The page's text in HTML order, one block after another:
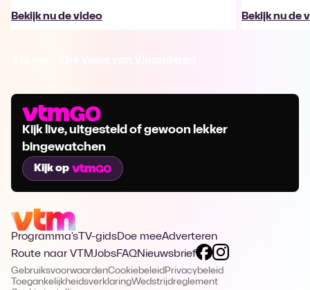
Bekijk nu de video Bekijk nu de
Kijk live, uitgesteld of gewoon lekker
bingewatchen
Kijk op
Programma's TV-gidsDoe meeAdverteren
Route naar VTMJobsFAQNieuwsbrief
GebruiksvoorwaardenCookiebeleid Privacybeleid
ToegankelijkheidsverklaringWedstrijdreglement